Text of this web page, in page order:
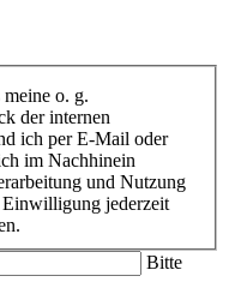
o. g.
der internen
ich per E-Mail oder
im Nachhinein
und Nutzung
Einwilligung jederzeit
Bitte